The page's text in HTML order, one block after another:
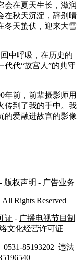
会在夏天生长，滋润
在秋天沉淀，辞别晴
冬天蛰伏，迎来大雪
中呼吸，在历史的
代代“故宫人”的典守
前，前辈摄影师用
传到了我的手中。我
的爱融进故宫的影像
- 版权声明 - 广告业务
Rights Reserved
证 - 广播电视节目制
文化经营许可证
0531-85193202 违法